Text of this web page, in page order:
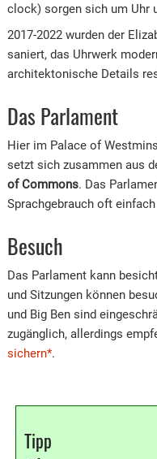
clock) sorgen sich um Uhr
2017-2022 wurden der
saniert, das Uhrwerk
architektonische Details
Das Parlament
Hier im Palace of
setzt sich zusammen aus
of Commons. Das
Sprachgebrauch oft
Besuch
Das Parlament kann
und Sitzungen können
und Big Ben sind
zugänglich, allerdings
sichern*.
Tipp